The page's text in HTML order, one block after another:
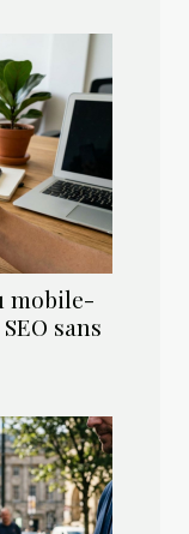
mobile-
sans